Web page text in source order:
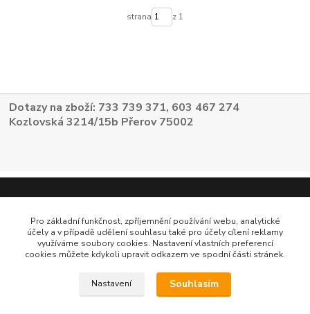
strana z 1
Dotazy na zboží: 733 739 371, 603 467 274
Kozlovská 3214/15b Přerov 75002
Pro základní funkčnost, zpříjemnění používání webu, analytické
účely a v případě udělení souhlasu také pro účely cílení reklamy
využíváme soubory cookies. Nastavení vlastních preferencí
cookies můžete kdykoli upravit odkazem ve spodní části stránek.
Nastavení Souhlasím